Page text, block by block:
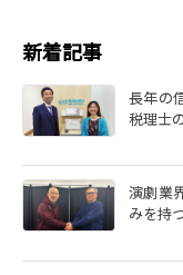
新着記事
長年の
税理士
演劇業
みを持